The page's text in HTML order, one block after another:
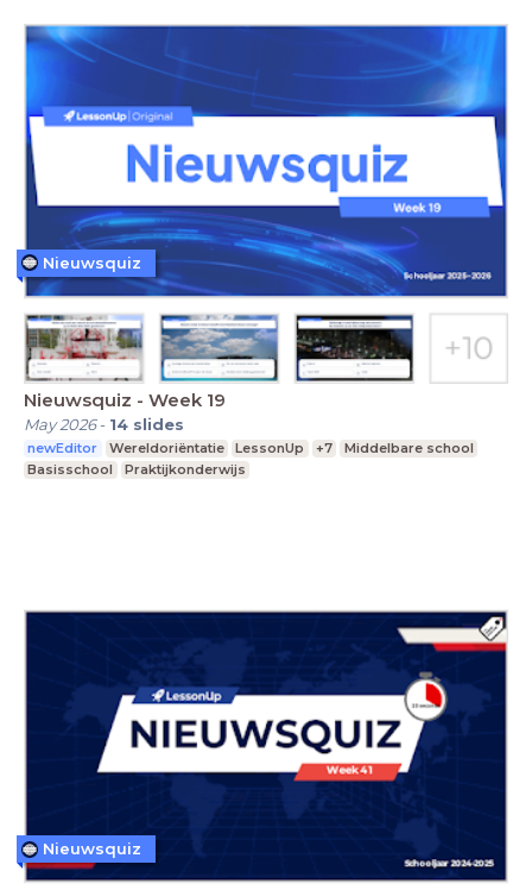
Nieuwsquiz - Week 19
May 2026- 14 slides
newEditor Wereldoriëntatie LessonUp +7
Middelbare school
Basisschool
Praktijkonderwijs
Nieuwsquiz
Nieuwsquiz